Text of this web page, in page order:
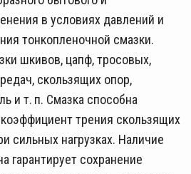
в условиях давлений и
тонкопленочной смазки.
шкивов, цапф, тросовых,
скользящих опор,
и т. п. Смазка способна
трения скользящих
сильных нагрузках. Наличие
гарантирует сохранение